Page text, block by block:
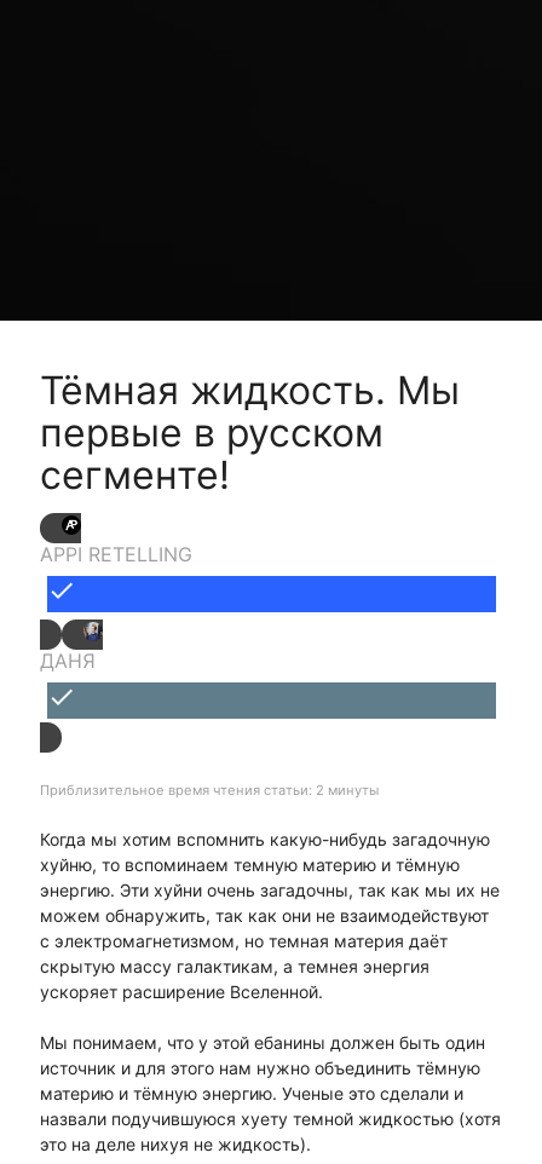
Тёмная жидкость. Мы
первые в русском
сегменте!
APPI RETELLING
done
ДАНЯ
done
Приблизительное время чтения статьи: 2 минуты
Когда мы хотим вспомнить какую-нибудь загадочную
хуйню, то вспоминаем темную материю и тёмную
энергию. Эти хуйни очень загадочны, так как мы их не
можем обнаружить, так как они не взаимодействуют
с электромагнетизмом, но темная материя даёт
скрытую массу галактикам, а темнея энергия
ускоряет расширение Вселенной.
Мы понимаем, что у этой ебанины должен быть один
источник и для этого нам нужно объединить тёмную
материю и тёмную энергию. Ученые это сделали и
назвали подучившуюся хуету темной жидкостью (хотя
это на деле нихуя не жидкость).